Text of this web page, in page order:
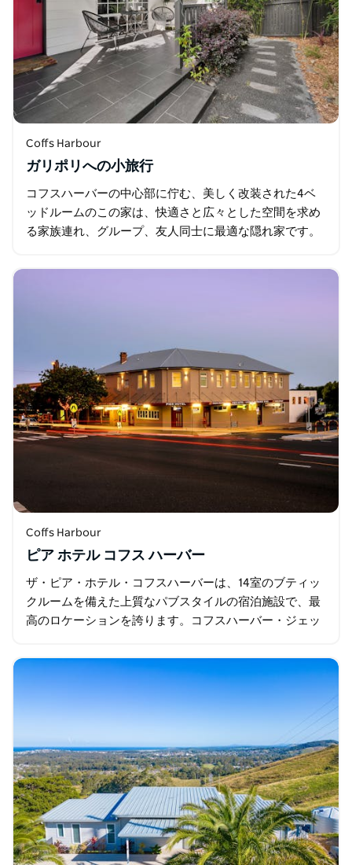
Coffs Harbour
ガリポリへの小旅行
コフスハーバーの中心部に佇む、美しく改装された4ベ
ッドルームのこの家は、快適さと広々とした空間を求め
る家族連れ、グループ、友人同士に最適な隠れ家です。
ナ農園を見下ろすこの家は、中心街からわずか1…
Coffs Harbour
ピア ホテル コフス ハーバー
ザ・ピア・ホテル・コフスハーバーは、14室のブティッ
クルームを備えた上質なパブスタイルの宿泊施設で、最
高のロケーションを誇ります。コフスハーバー・ジェッ
です。